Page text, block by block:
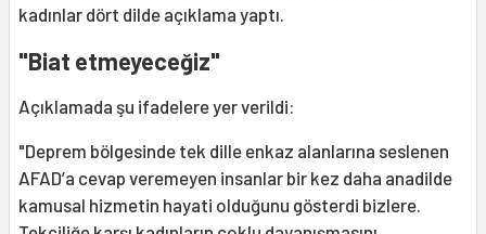
kadınlar dört dilde açıklama yaptı.
"Biat etmeyeceğiz"
Açıklamada şu ifadelere yer verildi:
"Deprem bölgesinde tek dille enkaz alanlarına seslenen
AFAD’a cevap veremeyen insanlar bir kez daha anadilde
kamusal hizmetin hayati olduğunu gösterdi bizlere.